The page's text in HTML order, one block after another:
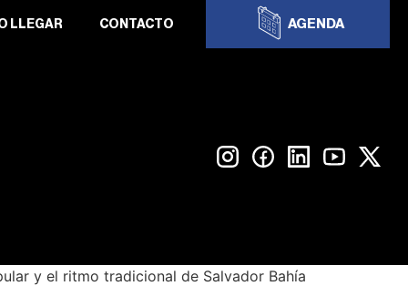
LLEGAR CONTACTO AGENDA
y el ritmo tradicional de Salvador Bahía